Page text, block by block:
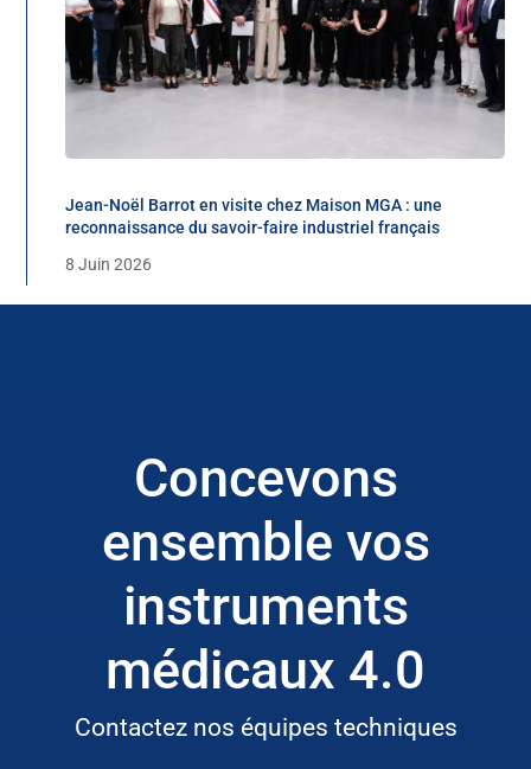
Jean-Noël Barrot en visite chez Maison MGA : une
reconnaissance du savoir-faire industriel français
8 Juin 2026
Concevons
ensemble vos
instruments
médicaux 4.0
Contactez nos équipes techniques